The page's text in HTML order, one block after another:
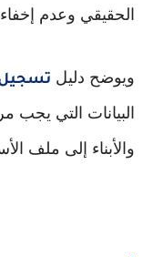
الحقيقي وعدم
ويوضح دليل تسجيل
البيانات التي يجب
والأبناء إلى ملف